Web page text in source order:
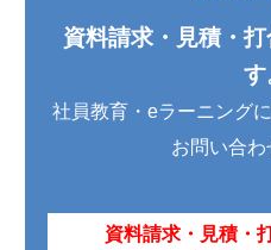
資料請求・見積・
す
社員教育・eラーニング
お問い合
資料請求・見積・